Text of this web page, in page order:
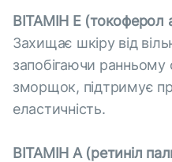
ВІТАМІН Е (токоферол
Захищає шкіру від
запобігаючи
зморщок, підтримує
еластичність.
ВІТАМІН А (ретиніл